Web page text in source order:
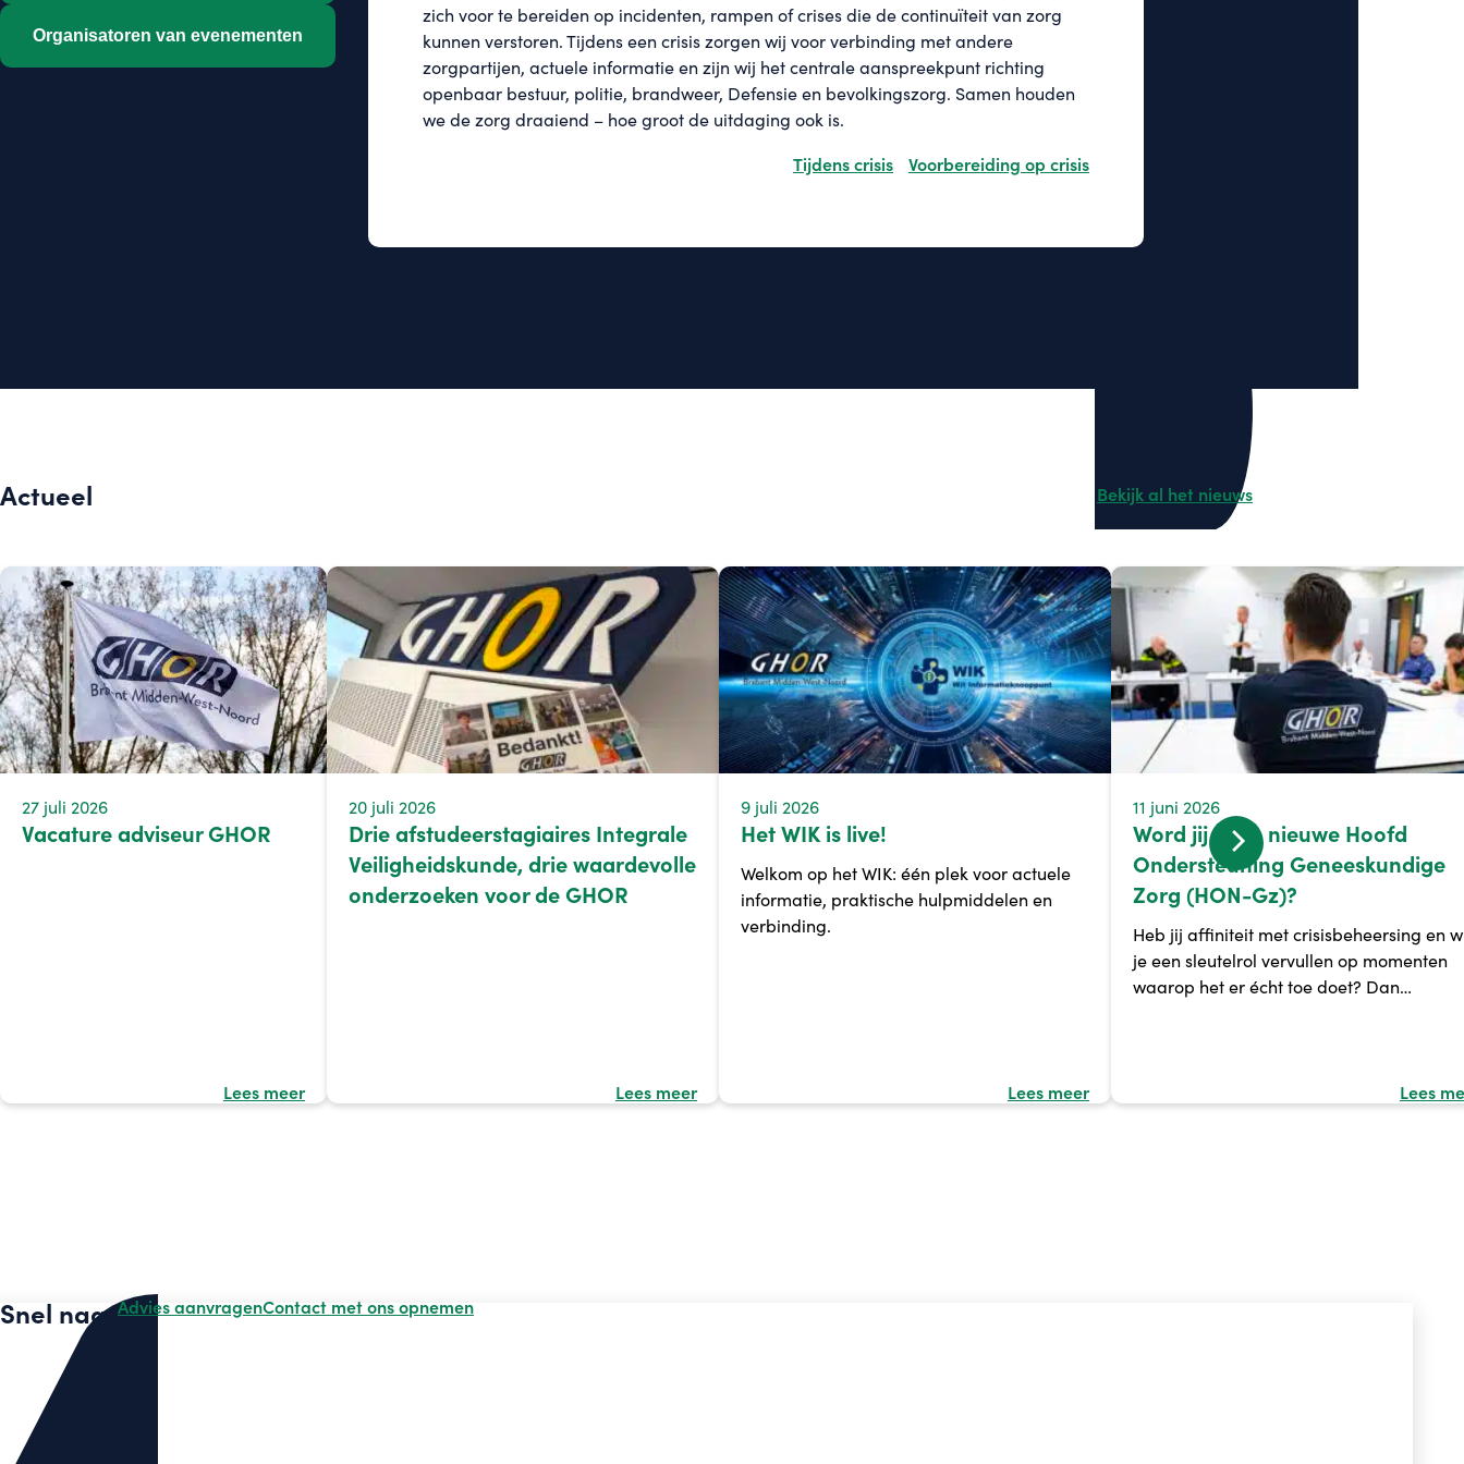
Organisatoren van evenementen
zich voor te bereiden op incidenten, rampen of crises die de continuïteit van zorg
kunnen verstoren. Tijdens een crisis zorgen wij voor verbinding met andere
zorgpartijen, actuele informatie en zijn wij het centrale aanspreekpunt richting
openbaar bestuur, politie, brandweer, Defensie en bevolkingszorg. Samen houden
we de zorg draaiend – hoe groot de uitdaging ook is.
Tijdens crisis Voorbereiding op crisis
Voorbereiding op crisis
Actueel Bekijk al het nieuws
27 juli 2026
Vacature adviseur GHOR
Lees meer
20 juli 2026
Drie afstudeerstagiaires Integrale
Veiligheidskunde, drie waardevolle
onderzoeken voor de GHOR
Lees meer
9 juli 2026
Het WIK is live!
Welkom op het WIK: één plek voor actuele
informatie, praktische hulpmiddelen en
verbinding.
Lees meer
11 juni 2026
Word jij onze nieuwe Hoofd
Ondersteuning Geneeskundige
Zorg (HON-Gz)?
Heb jij affiniteit met crisisbeheersing en
je een sleutelrol vervullen op momenten
waarop het er écht toe doet? Dan…
Lees
Snel naarAdvies aanvragenContact met ons opnemen